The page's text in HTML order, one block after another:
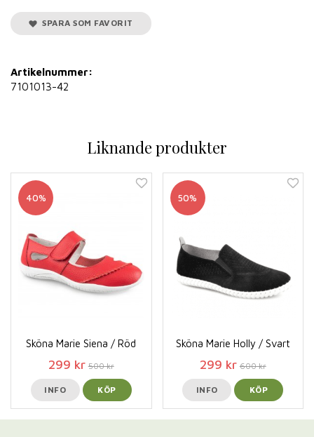
SPARA SOM FAVORIT
Artikelnummer:
7101013-42
Liknande produkter
40%
Sköna Marie Siena / Röd
299 kr 500 kr
INFO KÖP
50%
Sköna Marie Holly / Svart
299 kr 600 kr
INFO KÖP